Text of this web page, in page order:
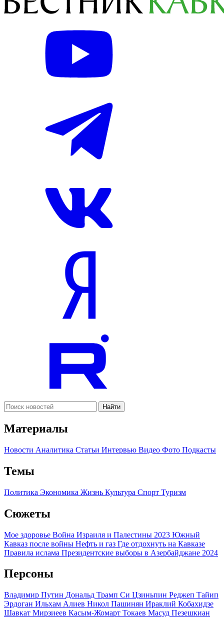
Найти
Материалы
Новости Аналитика Статьи Интервью Видео Фото Подкасты
Темы
Политика Экономика Жизнь Культура Спорт Туризм
Сюжеты
Мое здоровье Война Израиля и Палестины 2023 Южный
Кавказ после войны Нефть и газ Где отдохнуть на Кавказе
Правила ислама Президентские выборы в Азербайджане 2024
Персоны
Владимир Путин Дональд Трамп Си Цзиньпин Реджеп Тайип
Эрдоган Ильхам Алиев Никол Пашинян Ираклий Кобахидзе
Шавкат Мирзиеев Касым-Жомарт Токаев Масуд Пезешкиан